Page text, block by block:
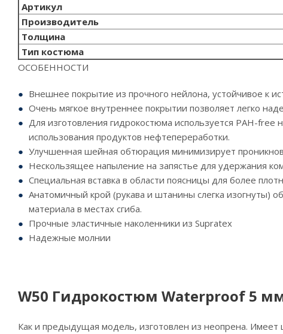
Артикул
Производитель
Толщина
Тип костюма
ОСОБЕННОСТИ
Внешнее покрытие из прочного нейлона, устойчивое к
Очень мягкое внутреннее покрытии позволяет легко
Для изготовления гидрокостюма используется PAH-free
использования продуктов нефтепереработки.
Улучшенная шейная обтюрация минимизирует
Нескользящее напыление на запястье для удержания
Специальная вставка в области поясницы для более
Анатомичный крой (рукава и штанины слегка изогнуты)
материала в местах сгиба.
Прочные эластичные наколенники из Supratex
Надежные молнии
W50 Гидрокостюм Waterproof 5
Как и предыдущая модель, изготовлен из неопрена.